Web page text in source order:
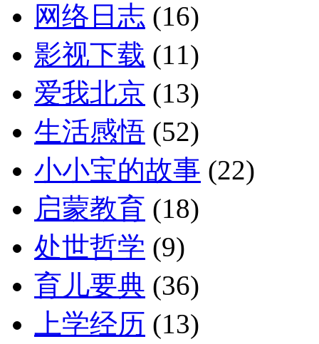
网络日志 (16)
影视下载 (11)
爱我北京 (13)
生活感悟 (52)
小小宝的故事 (22)
启蒙教育 (18)
处世哲学 (9)
育儿要典 (36)
上学经历 (13)